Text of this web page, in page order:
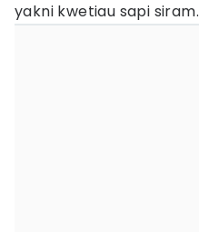
yakni kwetiau sapi siram.